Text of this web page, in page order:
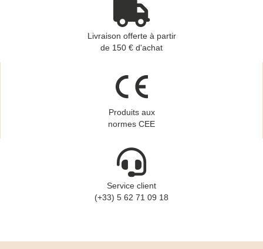
Livraison offerte à partir
de 150 € d'achat
Produits aux
normes CEE
Service client
(+33) 5 62 71 09 18